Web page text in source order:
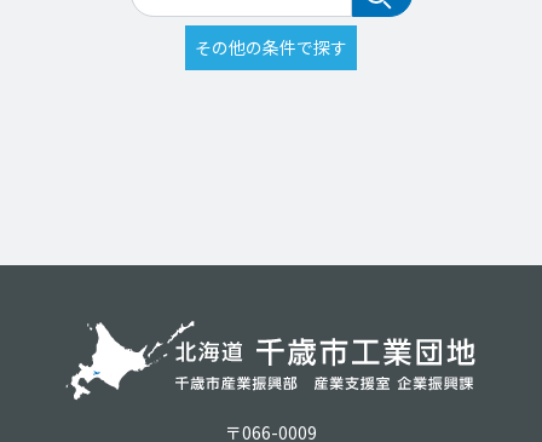
〒066-0009